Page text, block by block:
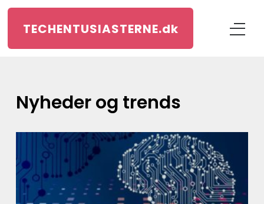
TECHENTUSIASTERNE.dk
Nyheder og trends